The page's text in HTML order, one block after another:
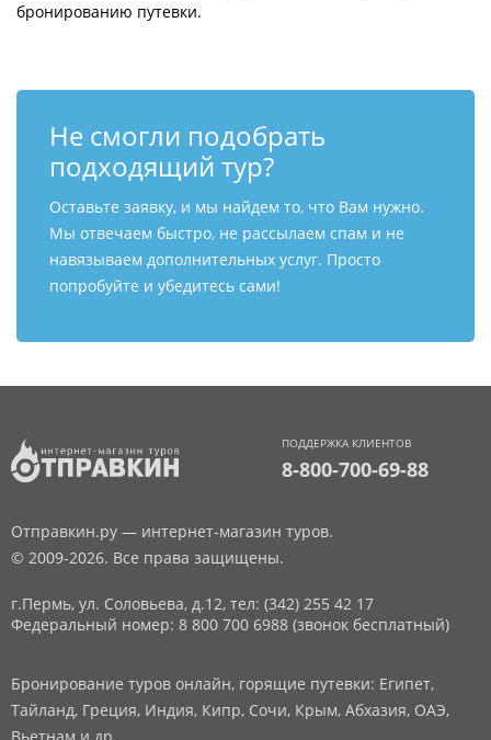
бронированию путевки.
Не смогли подобрать
подходящий тур?
Оставьте заявку, и мы найдем то, что Вам нужно.
Мы отвечаем быстро, не рассылаем спам и не
навязываем дополнительных услуг. Просто
попробуйте и убедитесь сами!
ПОДДЕРЖКА КЛИЕНТОВ
8-800-700-69-88
Отправкин.ру — интернет-магазин туров.
© 2009-2026. Все права защищены.
г.Пермь, ул. Соловьева, д.12, тел: (342) 255 42 17
Федеральный номер: 8 800 700 6988 (звонок бесплатный)
Бронирование туров онлайн, горящие путевки: Египет,
Тайланд, Греция, Индия, Кипр, Сочи, Крым, Абхазия, ОАЭ,